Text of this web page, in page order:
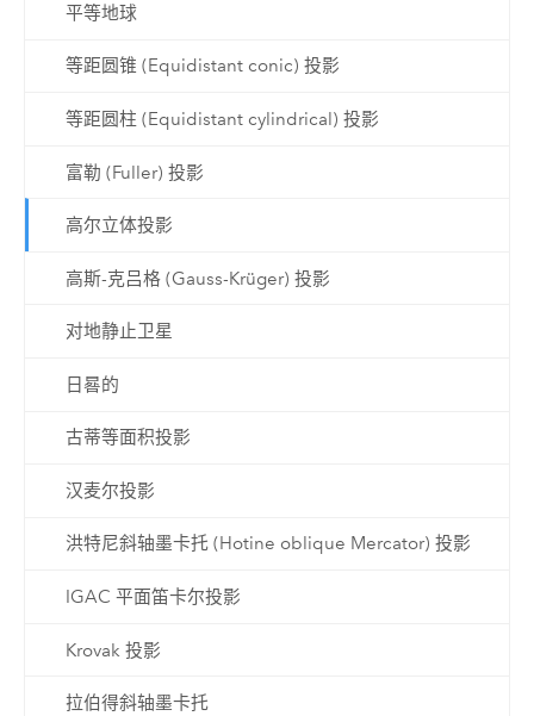
平等地球
等距圆锥 (Equidistant conic) 投影
等距圆柱 (Equidistant cylindrical) 投影
富勒 (Fuller) 投影
高尔立体投影
高斯-克吕格 (Gauss-Krüger) 投影
对地静止卫星
日晷的
古蒂等面积投影
汉麦尔投影
洪特尼斜轴墨卡托 (Hotine oblique Mercator) 投影
IGAC 平面笛卡尔投影
Krovak 投影
拉伯得斜轴墨卡托